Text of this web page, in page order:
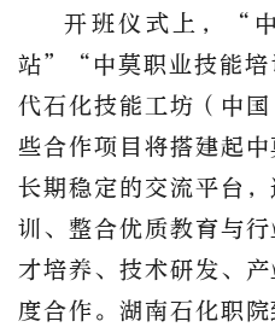
开班仪式上，“
站”“中莫职业技能
代石化技能工坊（中
些合作项目将搭建起
长期稳定的交流平台
训、整合优质教育与
才培养、技术研发、
度合作。湖南石化职